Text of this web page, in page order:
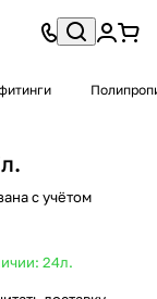
л.
с учётом
24л.